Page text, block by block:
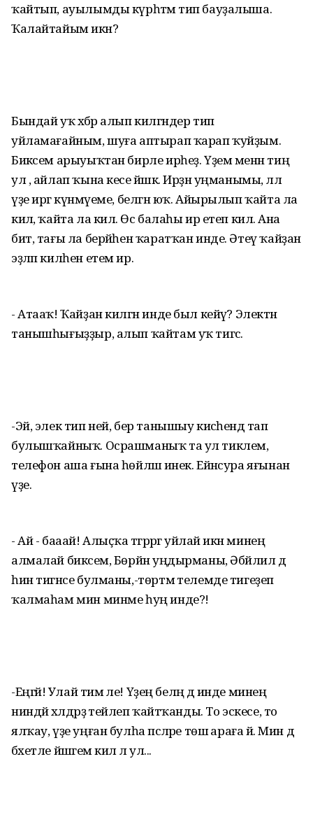
ҡайтып, ауылымды күрһәтәм тип бауҙалыша.
Ҡалайтайым икән?
Бындай уҡ хәбәр алып килгәндер тип
уйламағайным, шуға аптырап ҡарап ҡуйҙым.
Бикәсем арыуыҡтан бирле ирһеҙ. Үҙем менән тиң
ул , айлап ҡына кесе йәшкә. Ирҙән уңманымы, әллә
үҙе иргә күнмәүеме, белгән юҡ. Айырылып ҡайта ла
килә, ҡайта ла килә. Өс балаһы ир етеп килә. Ана
бит, тағы ла берәйһен ҡаратҡан инде. Әтеү ҡайҙан
эҙләп килһен етем ир.
- Атааҡ! Ҡайҙан килгән инде был кейәү? Электән
танышһығыҙҙыр, алып ҡайтам уҡ тигәс.
-Эй, элек тип ней, бер танышыу кисәһендә тап
булышҡайныҡ. Осрашманыҡ та ул тиклем,
телефон аша ғына һөйләшә инек. Ейәнсура яғынан
үҙе.
- Ай - бааай! Алыҫҡа тәгәрәргә уйлай икән минең
алмалай бикәсем, Бөрйән уңдырманы, Әбйәлил дә
һин тигәнсе булманы,-төртмә телемде тигеҙеп
ҡалмаһам мин минме һуң инде?!
-Еңгәәәй! Улай тимә әле! Үҙең беләң дә инде минең
ниндәй хәлдәрҙә тейәлеп ҡайтҡанды. То эскесе, то
ялҡау, үҙе уңған булһа әпсәләре төшә араға йә. Мин дә
бәхетле йәшәгем килә лә ул...